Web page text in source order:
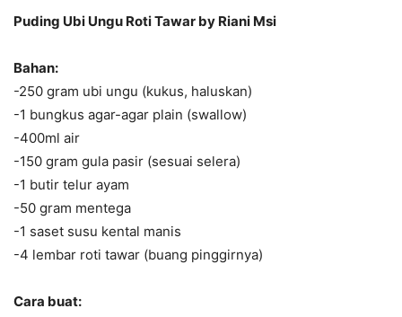
Puding Ubi Ungu Roti Tawar by Riani Msi
Bahan:
-250 gram ubi ungu (kukus, haluskan)
-1 bungkus agar-agar plain (swallow)
-400ml air
-150 gram gula pasir (sesuai selera)
-1 butir telur ayam
-50 gram mentega
-1 saset susu kental manis
-4 lembar roti tawar (buang pinggirnya)
Cara buat: